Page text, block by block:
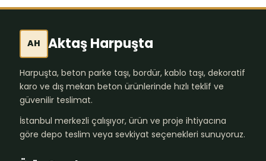
AH Aktaş Harpuşta
Harpuşta, beton parke taşı, bordür, kablo taşı, dekoratif
karo ve dış mekan beton ürünlerinde hızlı teklif ve
güvenilir teslimat.
İstanbul merkezli çalışıyor, ürün ve proje ihtiyacına
göre depo teslim veya sevkiyat seçenekleri sunuyoruz.